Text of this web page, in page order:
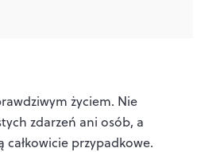
życiem. Nie
zdarzeń ani osób, a
przypadkowe.